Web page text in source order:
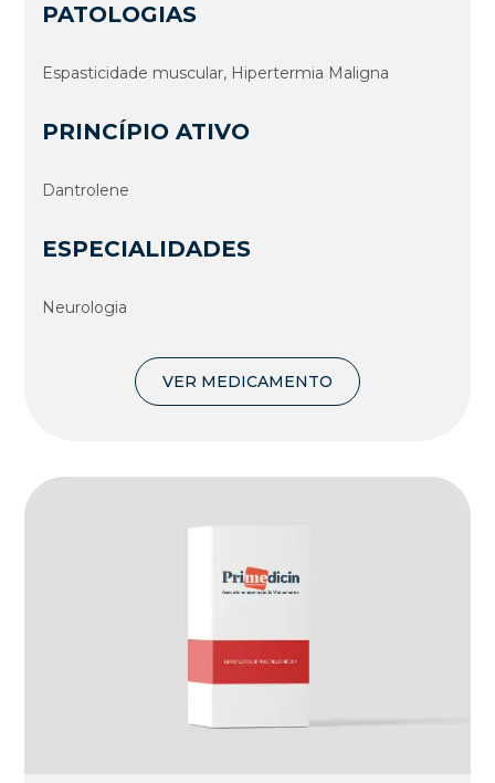
PATOLOGIAS
Espasticidade muscular, Hipertermia Maligna
PRINCÍPIO ATIVO
Dantrolene
ESPECIALIDADES
Neurologia
VER MEDICAMENTO